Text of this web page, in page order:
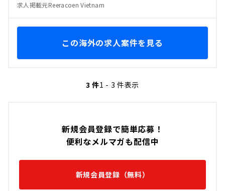
新規会員登録で簡単応募！
便利なメルマガも配信中
新規会員登録（無料）
求人掲載元Reeracoen Vietnam
この海外の求人案件を見る
3 件1 - 3 件表示